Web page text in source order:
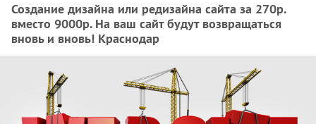
Создание дизайна или редизайна сайта за 270р.
вместо 9000р. На ваш сайт будут возвращаться
вновь и вновь! Краснодар